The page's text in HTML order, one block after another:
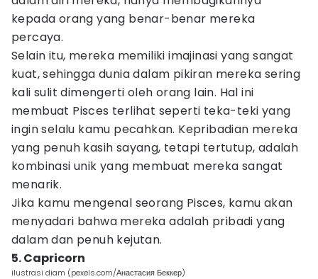
kepada orang yang benar-benar mereka
percaya.
Selain itu, mereka memiliki imajinasi yang sangat
kuat, sehingga dunia dalam pikiran mereka sering
kali sulit dimengerti oleh orang lain. Hal ini
membuat Pisces terlihat seperti teka-teki yang
ingin selalu kamu pecahkan. Kepribadian mereka
yang penuh kasih sayang, tetapi tertutup, adalah
kombinasi unik yang membuat mereka sangat
menarik.
Jika kamu mengenal seorang Pisces, kamu akan
menyadari bahwa mereka adalah pribadi yang
dalam dan penuh kejutan.
5. Capricorn
ilustrasi diam (pexels.com/Анастасия Беккер)